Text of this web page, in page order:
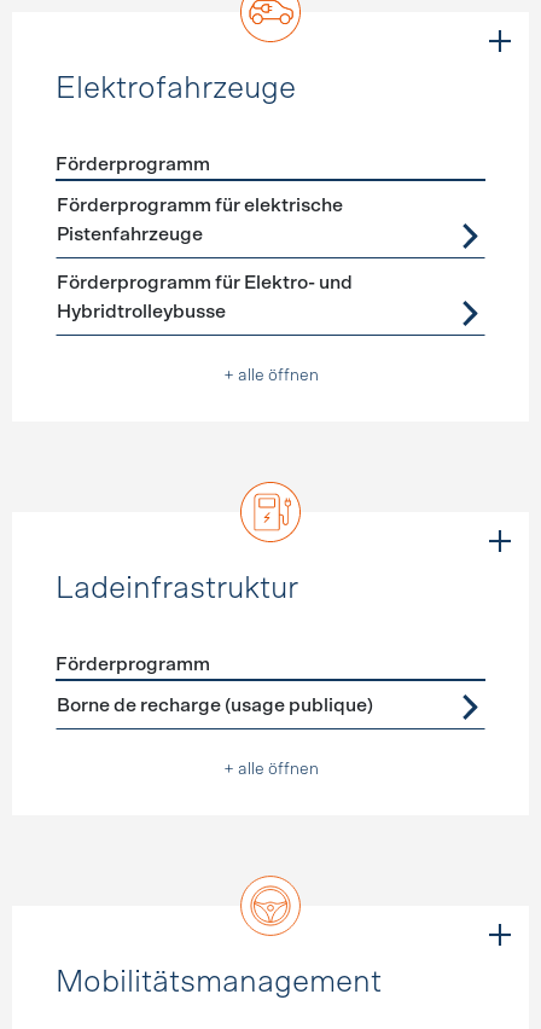
Elektrofahrzeuge
Förderprogramme Elektrofahrzeuge
Förderprogramm
Förderprogramm für elektrische
Pistenfahrzeuge
Förderprogramm für Elektro- und
Hybridtrolleybusse
+ alle öffnen
Ladeinfrastruktur
Förderprogramme Ladeinfrastruktur
Förderprogramm
Borne de recharge (usage publique)
+ alle öffnen
Mobilitätsmanagement